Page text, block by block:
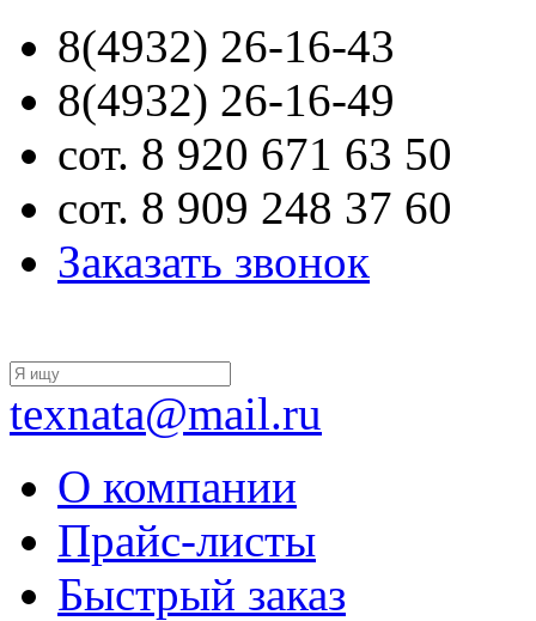
8(4932) 26-16-43
8(4932) 26-16-49
сот. 8 920 671 63 50
сот. 8 909 248 37 60
Заказать звонок
texnata@mail.ru
О компании
Прайс-листы
Быстрый заказ